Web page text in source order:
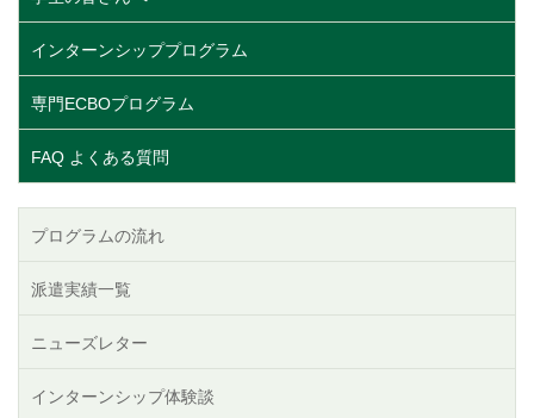
インターンシッププログラム
専門ECBOプログラム
FAQ よくある質問
プログラムの流れ
派遣実績一覧
ニューズレター
インターンシップ体験談